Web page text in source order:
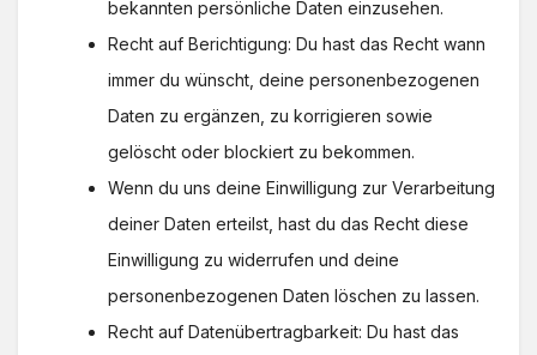
bekannten persönliche Daten einzusehen.
Recht auf Berichtigung: Du hast das Recht wann
immer du wünscht, deine personenbezogenen
Daten zu ergänzen, zu korrigieren sowie
gelöscht oder blockiert zu bekommen.
Wenn du uns deine Einwilligung zur Verarbeitung
deiner Daten erteilst, hast du das Recht diese
Einwilligung zu widerrufen und deine
personenbezogenen Daten löschen zu lassen.
Recht auf Datenübertragbarkeit: Du hast das